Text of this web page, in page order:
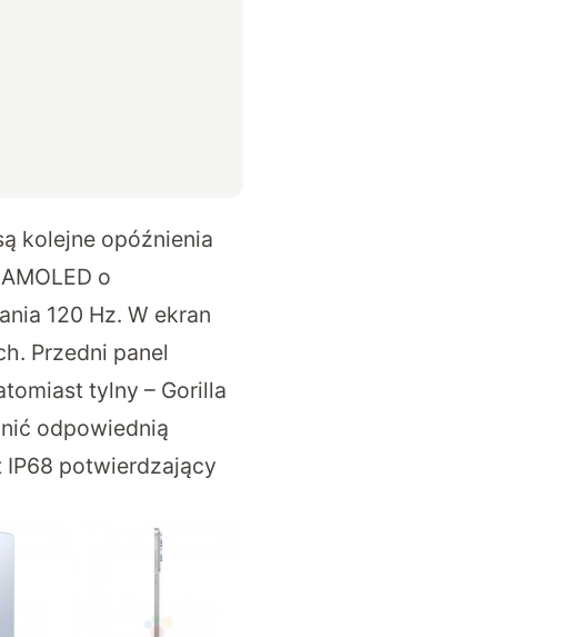
kolejne opóźnienia
o
120 Hz. W ekran
Przedni panel
tylny – Gorilla
odpowiednią
potwierdzający